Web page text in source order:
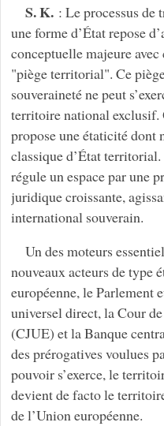
S. K.: Le processus de
une forme d’État repose
conceptuelle majeure
"piège territorial". Ce
souveraineté ne peut
territoire national exclusif.
propose une étaticité dont
classique d’État
régule un espace par une
juridique croissante,
international souverain.
Un des moteurs
nouveaux acteurs de type
européenne, le Parlement
universel direct, la Cour
(CJUE) et la Banque
des prérogatives voulues
pouvoir s’exerce, le
devient de facto le
de l’Union européenne.